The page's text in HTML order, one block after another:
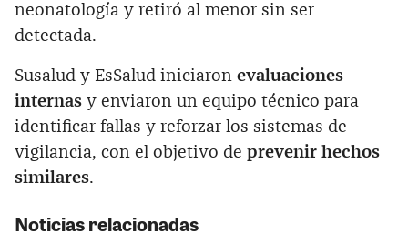
neonatología y retiró al menor sin ser
detectada.
Susalud y EsSalud iniciaron evaluaciones
internas y enviaron un equipo técnico para
identificar fallas y reforzar los sistemas de
vigilancia, con el objetivo de prevenir hechos
similares.
Noticias relacionadas